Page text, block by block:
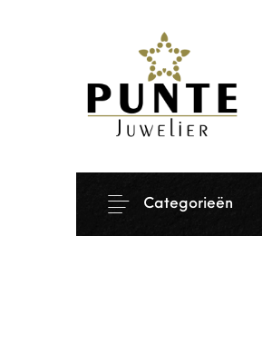
Categorieën